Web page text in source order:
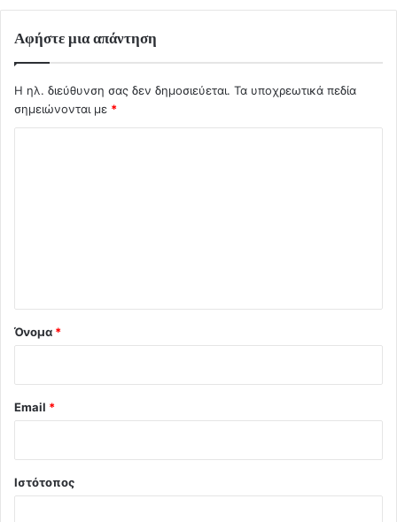
Αφήστε μια απάντηση
Η ηλ. διεύθυνση σας δεν δημοσιεύεται. Τα υποχρεωτικά πεδία
σημειώνονται με *
Όνομα *
Email *
Ιστότοπος